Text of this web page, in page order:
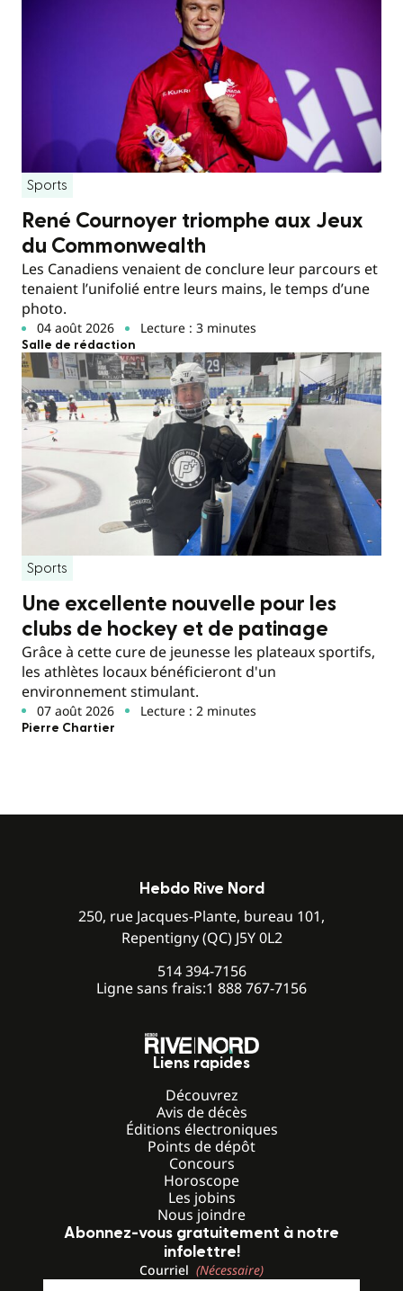
Sports
René Cournoyer triomphe aux Jeux
du Commonwealth
Les Canadiens venaient de conclure leur parcours et
tenaient l’unifolié entre leurs mains, le temps d’une
photo.
04 août 2026 Lecture : 3 minutes
Salle de rédaction
Sports
Une excellente nouvelle pour les
clubs de hockey et de patinage
Grâce à cette cure de jeunesse les plateaux sportifs,
les athlètes locaux bénéficieront d'un
environnement stimulant.
07 août 2026 Lecture : 2 minutes
Pierre Chartier
Hebdo Rive Nord
250, rue Jacques-Plante, bureau 101,
Repentigny (QC) J5Y 0L2
514 394-7156
Ligne sans frais:1 888 767-7156
Liens rapides
Découvrez
Avis de décès
Éditions électroniques
Points de dépôt
Concours
Horoscope
Les jobins
Nous joindre
Abonnez-vous gratuitement à notre
infolettre!
Courriel (Nécessaire)